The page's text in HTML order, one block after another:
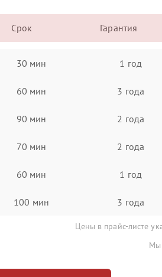
Срок Гарантия
30 мин 1 год
60 мин 3 года
90 мин 2 года
70 мин 2 года
60 мин 1 год
100 мин 3 года
Цены в прайс-листе
Мы